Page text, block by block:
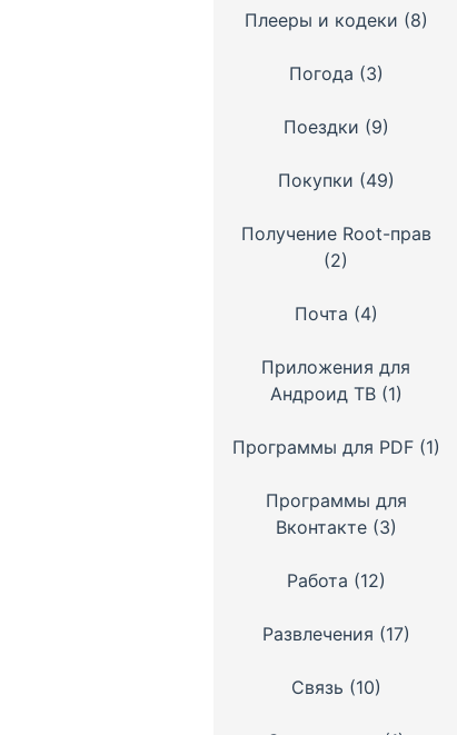
Плееры и кодеки (8)
Погода (3)
Поездки (9)
Покупки (49)
Получение Root-прав
(2)
Почта (4)
Приложения для
Андроид ТВ(1)
Программы для PDF(1)
Программы для
Вконтакте(3)
Работа (12)
Развлечения (17)
Связь (10)